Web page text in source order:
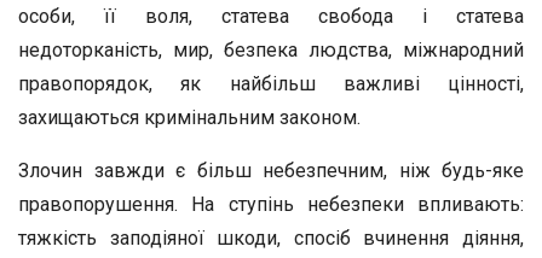
особи, її воля, статева свобода і статева
недоторканість, мир, безпека людства, міжнародний
правопорядок, як найбільш важливі цінності,
захищаються кримінальним законом.
Злочин завжди є більш небезпечним, ніж будь-яке
правопорушення. На ступінь небезпеки впливають:
тяжкість заподіяної шкоди, спосіб вчинення діяння,